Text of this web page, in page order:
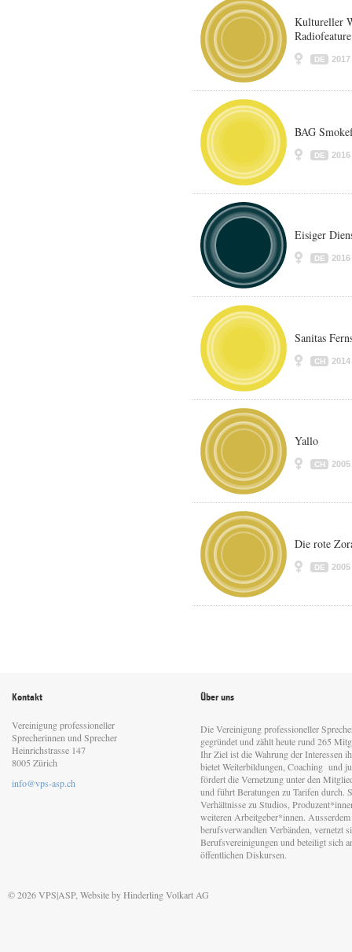
Kultureller
Radiofeature
DE 2017
BAG
DE 2016
Eisiger
DE 2016
Sanitas
CH 2014
Yallo
CH 2005
Die rote
DE 2005
Kontakt
Vereinigung professioneller
Sprecherinnen und Sprecher
Heinrichstrasse 147
8005 Zürich
info@vps-asp.ch
Über uns
Die Vereinigung professioneller
gegründet und zählt heute rund 265
Ihr Ziel ist die Wahrung der Interessen
bietet Weiterbildungen, Coaching und
fördert die Vernetzung unter den
und führt Beratungen zu Tarifen durch.
Verhältnisse zu Studios,
weiteren Arbeitgeber*innen.
berufsverwandten Verbänden, vernetzt
Berufsvereinigungen und beteiligt sich
öffentlichen Diskursen.
© 2026 VPS|ASP, Website byHinderling Volkart AG